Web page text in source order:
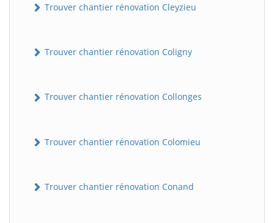
Trouver chantier rénovation Cleyzieu
Trouver chantier rénovation Coligny
Trouver chantier rénovation Collonges
Trouver chantier rénovation Colomieu
Trouver chantier rénovation Conand
B BatiWebPro